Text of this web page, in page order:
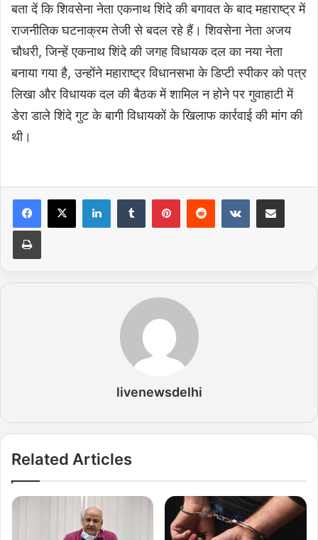
बता दें कि शिवसेना नेता एकनाथ शिंदे की बगावत के बाद महाराष्‍ट्र में
राजनीतिक घटनाक्रम तेजी से बदल रहे हैं। शिवसेना नेता अजय
चौधरी, जिन्हें एकनाथ शिंदे की जगह विधायक दल का नया नेता
बनाया गया है, उन्होंने महाराष्ट्र विधानसभा के डिप्टी स्पीकर को पत्र
लिखा और विधायक दल की बैठक में शामिल न होने पर गुवाहाटी में
डेरा डाले शिंदे गुट के बागी विधायकों के खिलाफ कार्रवाई की मांग की
थी।
livenewsdelhi
Related Articles